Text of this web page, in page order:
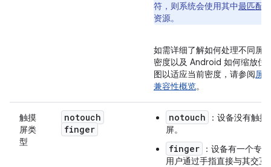
符，则系统会使用其中最匹配
资源。
如需详细了解如何处理不同屏
密度以及 Android 如何缩放位
图以适应当前密度，请参阅屏
兼容性概览。
触摸
屏类
型
notouch
finger
notouch
：设备没有触摸
屏。
finger
：设备有一个专供
用户通过手指直接与其交互